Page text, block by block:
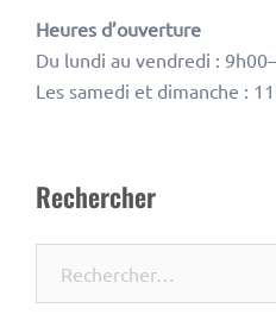
Heures d’ouverture
Du lundi au vendredi :
Les samedi et dimanche :
Rechercher